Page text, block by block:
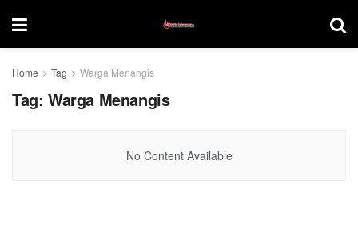
Home Tag Warga Menangis
Tag: Warga Menangis
No Content Available